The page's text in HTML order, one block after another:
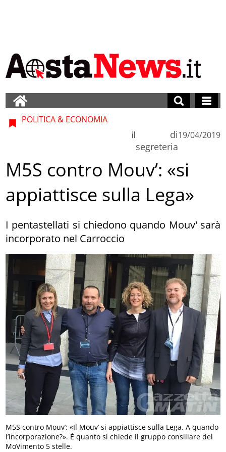
POLITICA & ECONOMIA
di
segreteria
il 19/04/2019
M5S contro Mouv’: «si
appiattisce sulla Lega»
I pentastellati si chiedono quando Mouv' sarà
incorporato nel Carroccio
M5S contro Mouv’: «Il Mouv’ si appiattisce sulla Lega. A quando
l’incorporazione?». È quanto si chiede il gruppo consiliare del
MoVimento 5 stelle.